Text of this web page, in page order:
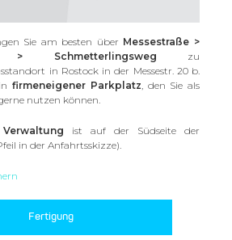
Sie am besten über Messestraße >
> Schmetterlingsweg zu
in Rostock in der Messestr. 20 b.
firmeneigener Parkplatz , den Sie als
nutzen können.
ist auf der Südseite der
in der Anfahrtsskizze).
Fertigung